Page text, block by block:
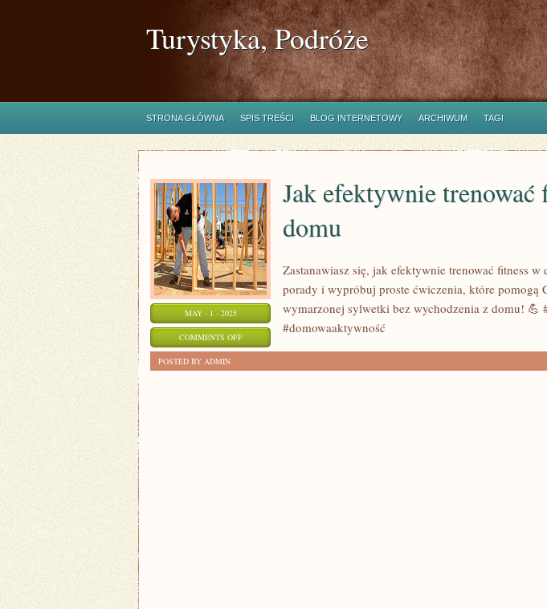
Turystyka, Podróże
STRONA GŁÓWNA SPIS TREŚCI BLOG INTERNETOWY ARCHIWUM TAGI
MAY - 1 - 2025
COMMENTS OFFON
Jak efektywnie trenować
domu
Zastanawiasz się, jak efektywnie trenować fitness w
porady i wypróbuj proste ćwiczenia, które pomogą
wymarzonej sylwetki bez wychodzenia z domu! 💪
#domowaaktywność
POSTED BY ADMIN